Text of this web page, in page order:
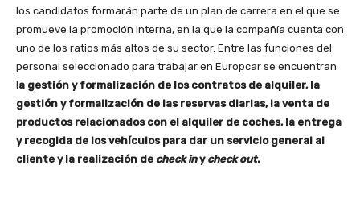
los candidatos formarán parte de un plan de carrera en el que se
promueve la promoción interna, en la que la compañía cuenta con
uno de los ratios más altos de su sector. Entre las funciones del
personal seleccionado para trabajar en Europcar se encuentran
la gestión y formalización de los contratos de alquiler, la
gestión y formalización de las reservas diarias, la venta de
productos relacionados con el alquiler de coches, la entrega
y recogida de los vehículos para dar un servicio general al
cliente y la realización de check iny check out.